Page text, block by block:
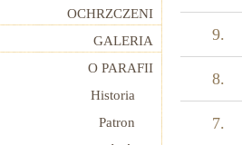
OCHRZCZENI
GALERIA
O PARAFII
Historia
Patron
9.
8.
7.